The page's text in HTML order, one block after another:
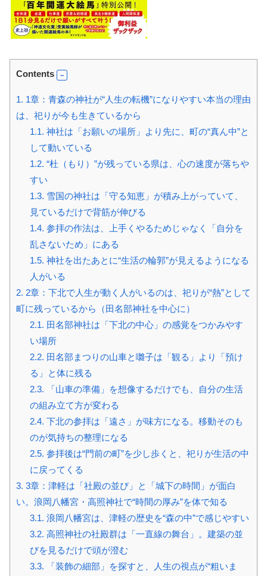
Contents
1. 1章：青森の神社が“人生の転機”になりやすい本当の理由
は、祀りが今も生きているから
1.1. 神社は「お願いの場所」より先に、町の“真ん中”と
して動いている
1.2. “杜（もり）”が残っている県は、心の速度が落ちや
すい
1.3. 雪国の神社は「守る知恵」が積み上がっていて、
見ているだけで背筋が伸びる
1.4. 参拝の作法は、上手くやるためじゃなく「自分を
乱さないため」にある
1.5. 神社を出たあとに“生活の輪郭”が見えるようになる
人がいる
2. 2章：下北で人生が動く人がいるのは、祀りが“熱”として
町に残っているから（田名部神社を中心に）
2.1. 田名部神社は「下北の中心」の感覚をつかみやす
い場所
2.2. 田名部まつりの山車と囃子は「観る」より「預け
る」と体に残る
2.3. 「山車の準備」を想像するだけでも、自分の生活
の組み立て方が変わる
2.4. 下北の参拝は「遠さ」が味方になる。移動そのも
のが気持ちの整理になる
2.5. 参拝後は“門前の町”を少し歩くと、祀りが生活の中
に戻ってくる
3. 3章：津軽は「社殿の並び」と「城下の時間」が面白
い。浪岡八幡宮・高照神社で“時間の厚み”を体で知る
3.1. 浪岡八幡宮は、津軽の歴史を“森の中”で感じやすい
3.2. 高照神社の社殿群は「一直線の舞台」。建築の並
びを見るだけで頭が澄む
3.3. 「装飾の細部」を探すと、人生の視点が“粗いま